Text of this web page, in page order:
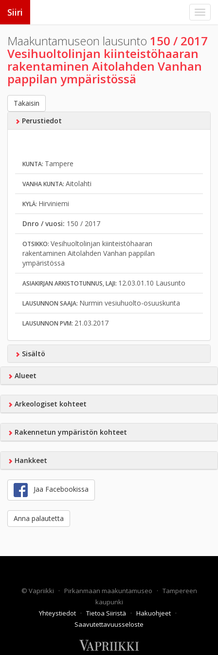
Siiri
Maakuntamuseon lausunto 150 / 2017
Vesihuoltolinjan kiinteistöhaaran
rakentaminen Aitolahden Vanhan
pappilan ympäristössä
Takaisin
Perustiedot
KUNTA: Tampere
VANHA KUNTA: Aitolahti
KYLÄ: Hirviniemi
Dnro / vuosi: 150 / 2017
OTSIKKO: Vesihuoltolinjan kiinteistöhaaran
rakentaminen Aitolahden Vanhan pappilan
ympäristössä
ASIAKIRJAN ARKISTOTUNNUS, LAJI: 12.03.01.10 Lausunto
LAUSUNNON SAAJA: Nurmin vesiuhuolto-osuuskunta
LAUSUNNON PVM: 21.03.2017
Sisältö
Alueet
Arkeologiset kohteet
Rakennetun ympäristön kohteet
Hankkeet
Jaa Facebookissa
Anna palautetta
© Vapriikki · Pirkanmaan maakuntamuseo · Tampereen
kaupunki
Yhteystiedot · Tietoa Siiristä · Hakuohjeet ·
Saavutettavuusseloste